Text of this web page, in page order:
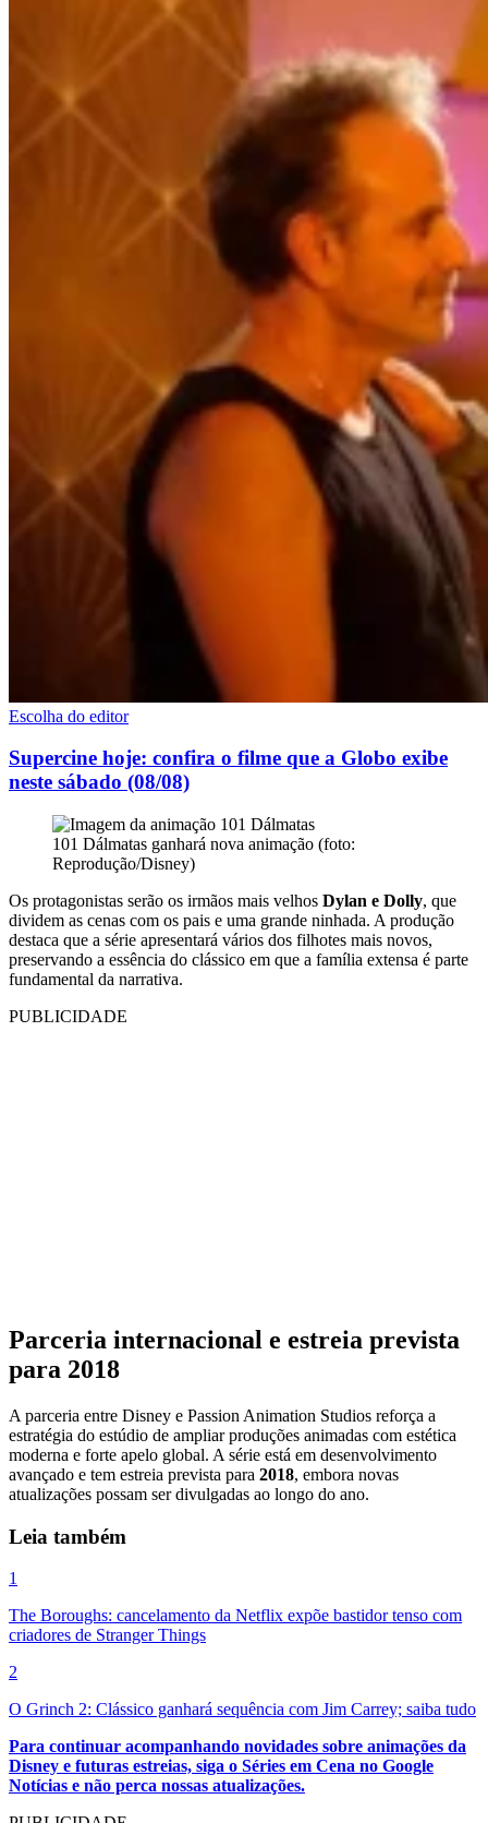
Escolha do editor
Supercine hoje: confira o filme que a Globo exibe
neste sábado (08/08)
101 Dálmatas ganhará nova animação (foto:
Reprodução/Disney)
Os protagonistas serão os irmãos mais velhos Dylan e Dolly, que
dividem as cenas com os pais e uma grande ninhada. A produção
destaca que a série apresentará vários dos filhotes mais novos,
preservando a essência do clássico em que a família extensa é parte
fundamental da narrativa.
PUBLICIDADE
Parceria internacional e estreia prevista
para 2018
A parceria entre Disney e Passion Animation Studios reforça a
estratégia do estúdio de ampliar produções animadas com estética
moderna e forte apelo global. A série está em desenvolvimento
avançado e tem estreia prevista para 2018, embora novas
atualizações possam ser divulgadas ao longo do ano.
Leia também
1
The Boroughs: cancelamento da Netflix expõe bastidor tenso com
criadores de Stranger Things
2
O Grinch 2: Clássico ganhará sequência com Jim Carrey; saiba tudo
Para continuar acompanhando novidades sobre animações da
Disney e futuras estreias, siga o Séries em Cena no Google
Notícias e não perca nossas atualizações.